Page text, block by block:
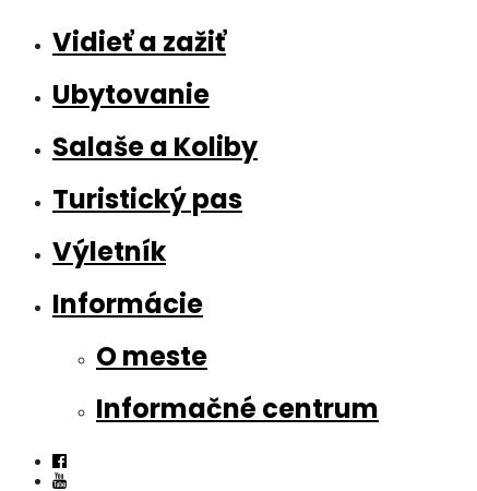
Vidieť a zažiť
Ubytovanie
Salaše a Koliby
Turistický pas
Výletník
Informácie
O meste
Informačné centrum